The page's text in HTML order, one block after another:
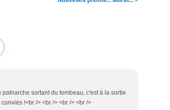
sortant du tombeau, c'est à la sortie
!<br /> <br /> <br /> <br />